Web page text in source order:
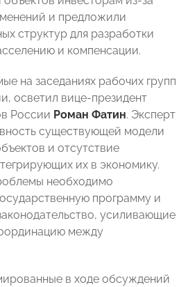
и предложили
структур для разработки
и компенсации.
на заседаниях рабочих групп
осветил вице-президент
России Роман Фатин. Эксперт
существующей модели
и отсутствие
их в экономику.
необходимо
программу и
усиливающие
между
в ходе обсуждений